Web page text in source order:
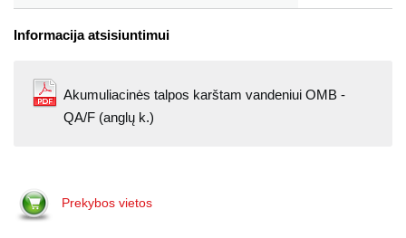
Informacija atsisiuntimui
Akumuliacinės talpos karštam vandeniui OMB -
QA/F (anglų k.)
Prekybos vietos